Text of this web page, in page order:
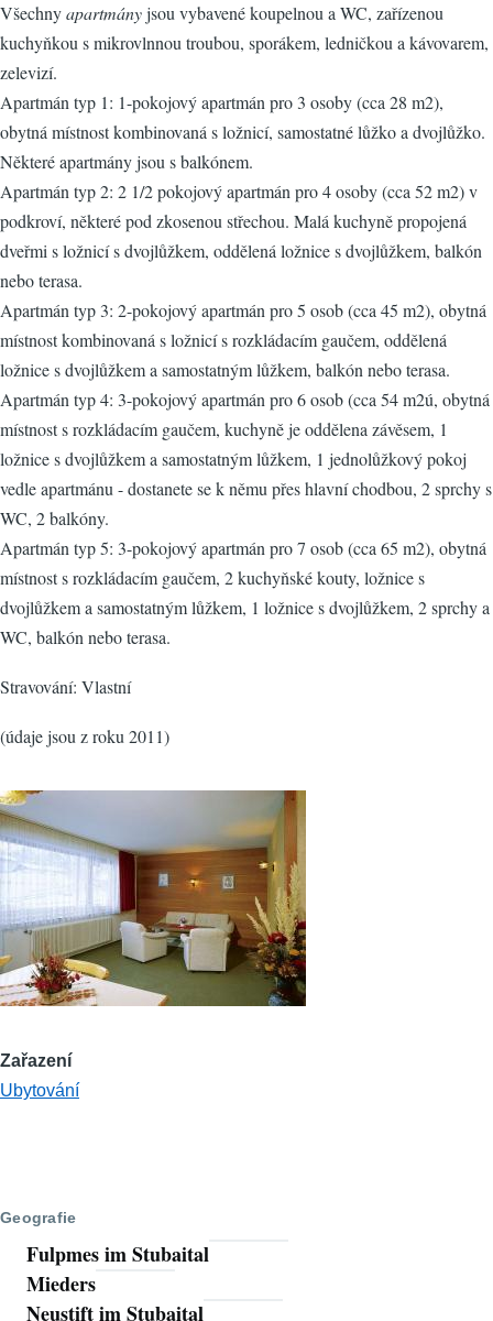
Všechnyapartmányjsou vybavené koupelnou a WC, zařízenou
kuchyňkou s mikrovlnnou troubou, sporákem, ledničkou a kávovarem,
zelevizí.
Apartmán typ 1: 1-pokojový apartmán pro 3 osoby (cca 28 m2),
obytná místnost kombinovaná s ložnicí, samostatné lůžko a dvojlůžko.
Některé apartmány jsou s balkónem.
Apartmán typ 2: 2 1/2 pokojový apartmán pro 4 osoby (cca 52 m2) v
podkroví, některé pod zkosenou střechou. Malá kuchyně propojená
dveřmi s ložnicí s dvojlůžkem, oddělená ložnice s dvojlůžkem, balkón
nebo terasa.
Apartmán typ 3: 2-pokojový apartmán pro 5 osob (cca 45 m2), obytná
místnost kombinovaná s ložnicí s rozkládacím gaučem, oddělená
ložnice s dvojlůžkem a samostatným lůžkem, balkón nebo terasa.
Apartmán typ 4: 3-pokojový apartmán pro 6 osob (cca 54 m2ú, obytná
místnost s rozkládacím gaučem, kuchyně je oddělena závěsem, 1
ložnice s dvojlůžkem a samostatným lůžkem, 1 jednolůžkový pokoj
vedle apartmánu - dostanete se k němu přes hlavní chodbou, 2 sprchy s
WC, 2 balkóny.
Apartmán typ 5: 3-pokojový apartmán pro 7 osob (cca 65 m2), obytná
místnost s rozkládacím gaučem, 2 kuchyňské kouty, ložnice s
dvojlůžkem a samostatným lůžkem, 1 ložnice s dvojlůžkem, 2 sprchy a
WC, balkón nebo terasa.
Stravování: Vlastní
(údaje jsou z roku 2011)
Zařazení
Ubytování
Geografie
Fulpmes im Stubaital
Mieders
Neustift im Stubaital